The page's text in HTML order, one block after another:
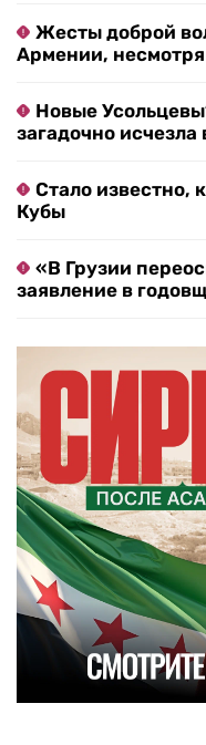
Жесты доброй
Армении, несмотря
Новые
загадочно исчезла
Стало известно,
Кубы
«В Грузии
заявление в